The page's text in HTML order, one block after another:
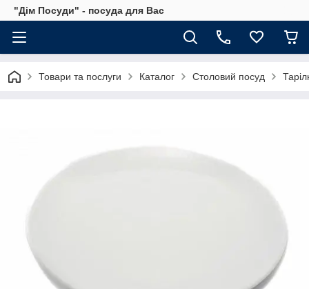
"Дім Посуди" - посуда для Вас
Товари та послуги Каталог Столовий посуд